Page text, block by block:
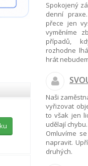
Spokojený
denní
přece jen
vyměníme
případů,
rozhodne
hrát
Naši
vyřizovat
to však jen
udělají
Omluvíme
napravit.
druhých.